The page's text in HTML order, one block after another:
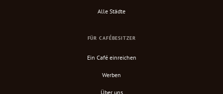
Alle Städte
FÜR CAFÉBESITZER
Ein Café einreichen
Werben
Über uns